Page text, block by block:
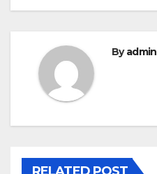
Byadmin
RELATED POST